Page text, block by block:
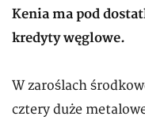
Kenia ma pod
kredyty węglowe.
W zaroślach
cztery duże